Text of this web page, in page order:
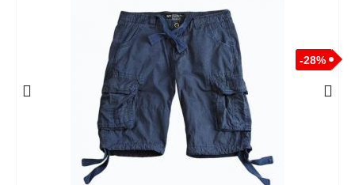
-28%